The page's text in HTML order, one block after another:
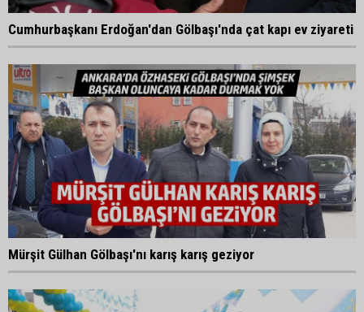
Cumhurbaşkanı Erdoğan'dan Gölbaşı'nda çat kapı ev ziyareti
Mürşit Gülhan Gölbaşı'nı karış karış geziyor